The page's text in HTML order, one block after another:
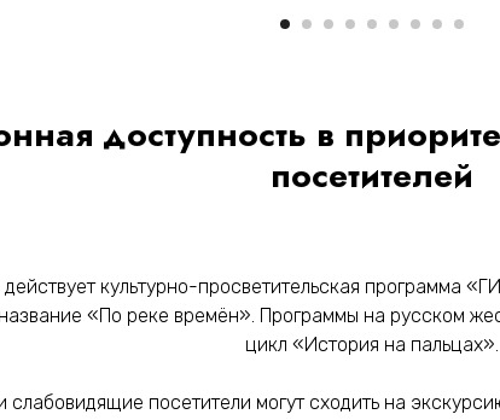
доступность в
посетителей
культурно-просветительская программа
«По реке времён». Программы на русском
цикл «История на пальцах».
слабовидящие посетители могут сходить на